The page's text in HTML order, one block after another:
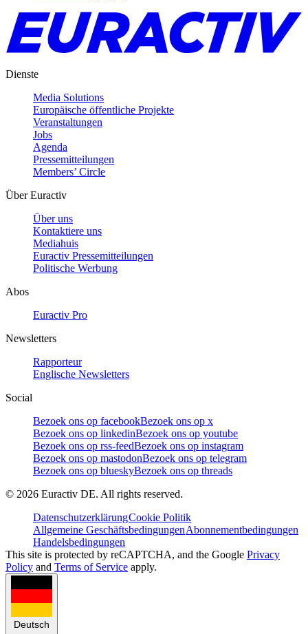
Dienste
Media Solutions
Europäische öffentliche Projekte
Veranstaltungen
Jobs
Agenda
Pressemitteilungen
Members’ Circle
Über Euractiv
Über uns
Kontaktiere uns
Mediahuis
Euractiv Pressemitteilungen
Politische Werbung
Abos
Euractiv Pro
Newsletters
Rapporteur
Englische Newsletters
Social
Bezoek ons op facebookBezoek ons op x
Bezoek ons op linkedinBezoek ons op youtube
Bezoek ons op rss-feedBezoek ons op instagram
Bezoek ons op mastodonBezoek ons op telegram
Bezoek ons op blueskyBezoek ons op threads
© 2026 Euractiv DE. All rights reserved.
DatenschutzerklärungCookie Politik
Allgemeine GeschäftsbedingungenAbonnementbedingungen
Handelsbedingungen
This site is protected by reCAPTCHA, and the Google Privacy
Policy and Terms of Service apply.
Deutsch